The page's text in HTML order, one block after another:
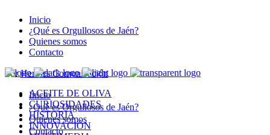
Inicio
¿Qué es Orgullosos de Jaén?
Quienes somos
Contacto
PorHermes Comunicación
Inicio
¿Qué es Orgullosos de Jaén?
Quienes somos
Contacto
ACEITE DE OLIVA
CURIOSIDADES
HISTORIA
INNOVACIÓN